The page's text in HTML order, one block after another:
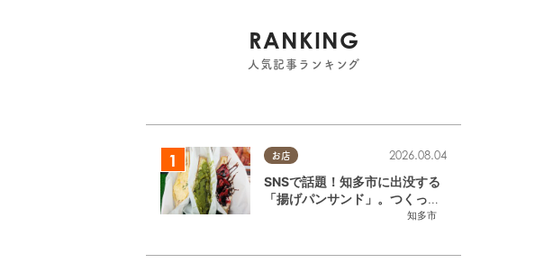
RANKING
人気記事ランキング
お店
知多市
2026.08.04
SNSで話題！知多市に出没する
「揚げパンサンド」。つくって
いるのはお祭りお兄さん!?【ち